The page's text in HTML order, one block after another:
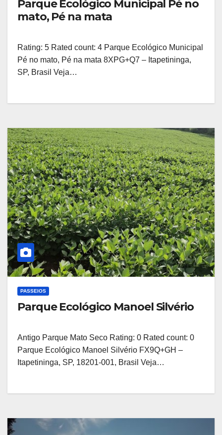
Parque Ecológico Municipal Pé no
mato, Pé na mata
Rating: 5 Rated count: 4 Parque Ecológico Municipal
Pé no mato, Pé na mata 8XPG+Q7 – Itapetininga,
SP, Brasil Veja…
PASSEIOS
Parque Ecológico Manoel Silvério
Antigo Parque Mato Seco Rating: 0 Rated count: 0
Parque Ecológico Manoel Silvério FX9Q+GH –
Itapetininga, SP, 18201-001, Brasil Veja…